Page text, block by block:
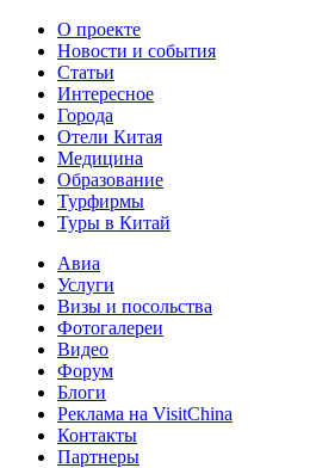
О проекте
Новости и события
Статьи
Интересное
Города
Отели Китая
Медицина
Образование
Турфирмы
Туры в Китай
Авиа
Услуги
Визы и посольства
Фотогалереи
Видео
Форум
Блоги
Реклама на VisitChina
Контакты
Партнеры